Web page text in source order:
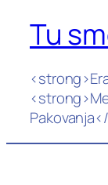
СкочиTu